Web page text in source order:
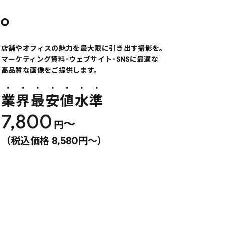
。
店舗やオフィスの魅力を最大限に引き出す撮影を。
マーケティング資料･ウェブサイト･SNSに最適な
高品質な画像をご提供します。
業界最安値水準
7,800 円〜
（税込価格 8,580円〜）